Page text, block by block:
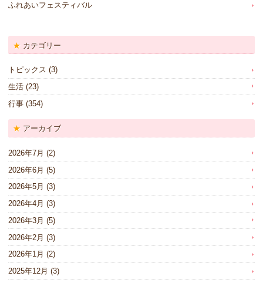
ふれあいフェスティバル
カテゴリー
トピックス (3)
生活 (23)
行事 (354)
アーカイブ
2026年7月 (2)
2026年6月 (5)
2026年5月 (3)
2026年4月 (3)
2026年3月 (5)
2026年2月 (3)
2026年1月 (2)
2025年12月 (3)